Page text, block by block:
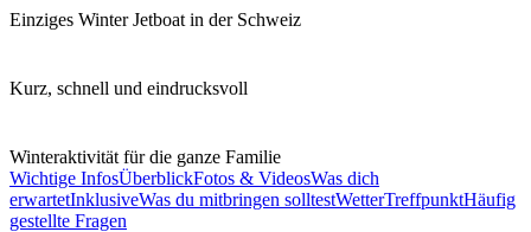
Einziges Winter Jetboat in der Schweiz
Kurz, schnell und eindrucksvoll
Winteraktivität für die ganze Familie
Wichtige InfosÜberblickFotos & VideosWas dich
erwartetInklusiveWas du mitbringen solltestWetterTreffpunktHäufig
gestellte Fragen